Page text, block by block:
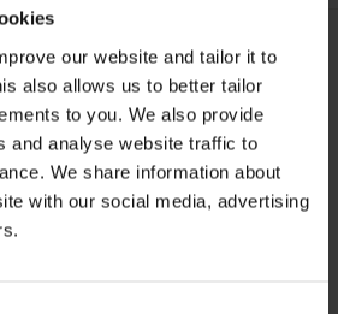
our website and tailor it to
also allows us to better tailor
to you. We also provide
and analyse website traffic to
We share information about
with our social media, advertising